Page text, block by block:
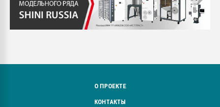
О ПРОЕКТЕ
КОНТАКТЫ